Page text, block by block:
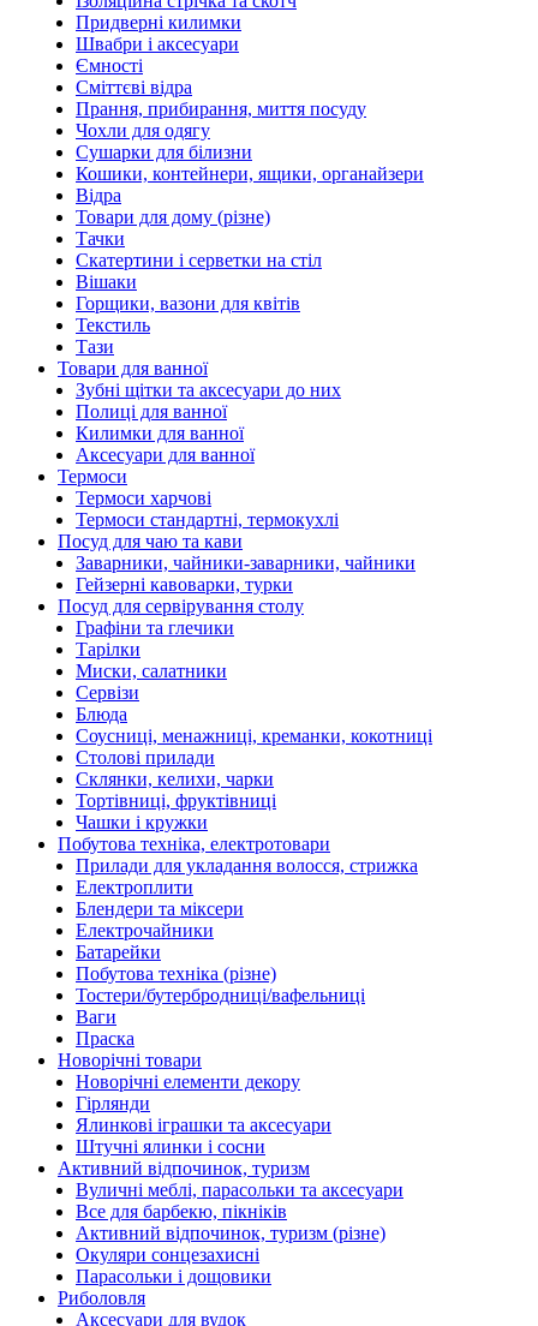
Придверні килимки
Швабри і аксесуари
Ємності
Сміттєві відра
Прання, прибирання, миття посуду
Чохли для одягу
Сушарки для білизни
Кошики, контейнери, ящики, органайзери
Відра
Товари для дому (різне)
Тачки
Скатертини і серветки на стіл
Вішаки
Горщики, вазони для квітів
Текстиль
Тази
Товари для ванної
Зубні щітки та аксесуари до них
Полиці для ванної
Килимки для ванної
Аксесуари для ванної
Термоси
Термоси харчові
Термоси стандартні, термокухлі
Посуд для чаю та кави
Заварники, чайники-заварники, чайники
Гейзерні кавоварки, турки
Посуд для сервірування столу
Графіни та глечики
Тарілки
Миски, салатники
Сервізи
Блюда
Соусниці, менажниці, креманки, кокотниці
Столові прилади
Склянки, келихи, чарки
Тортівниці, фруктівниці
Чашки і кружки
Побутова техніка, електротовари
Прилади для укладання волосся, стрижка
Електроплити
Блендери та міксери
Електрочайники
Батарейки
Побутова техніка (різне)
Тостери/бутербродниці/вафельниці
Ваги
Праска
Новорічні товари
Новорічні елементи декору
Гірлянди
Ялинкові іграшки та аксесуари
Штучні ялинки і сосни
Активний відпочинок, туризм
Вуличні меблі, парасольки та аксесуари
Все для барбекю, пікніків
Активний відпочинок, туризм (різне)
Окуляри сонцезахисні
Парасольки і дощовики
Риболовля
Аксесуари для вудок